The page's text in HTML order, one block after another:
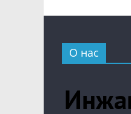
О нас